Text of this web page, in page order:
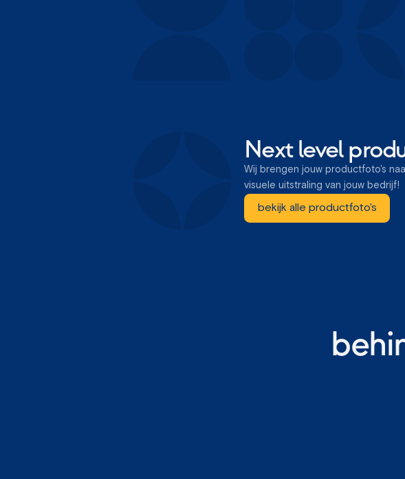
Next level
Wij brengen jouw productfoto's
visuele uitstraling van jouw bedrijf!
bekijk alle productfoto's